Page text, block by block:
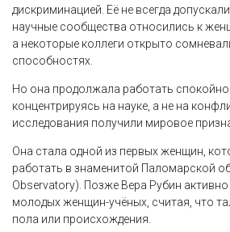
дискриминацией. Её не всегда
научные сообщества относились к
а некоторые коллеги открыто
способностях.
Но она продолжала работать спокойно
концентрируясь на науке, а не на
исследования получили мировое
Она стала одной из первых женщин,
работать в знаменитой Паломарской
Observatory). Позже Вера Рубин
молодых женщин-учёных, считая, что
пола или происхождения.